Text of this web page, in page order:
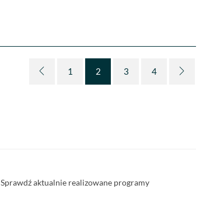
1 2 3 4
Sprawdź aktualnie realizowane programy